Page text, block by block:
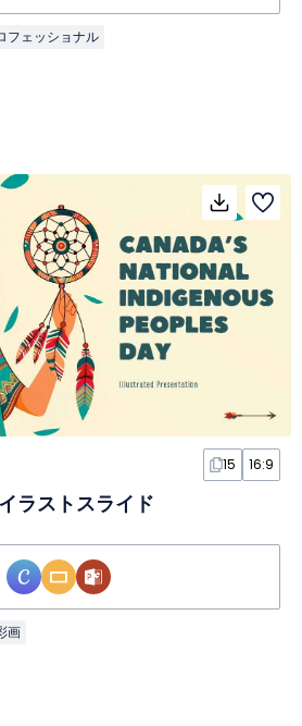
フェッショナル
15 16:9
ラストスライド
画